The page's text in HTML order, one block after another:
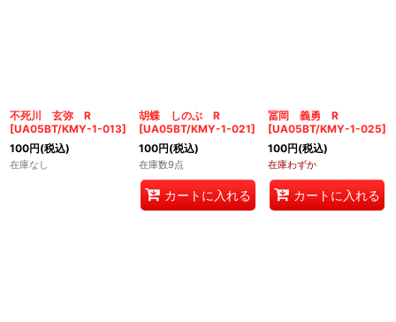
不死川 玄弥 R
[UA05BT/KMY-1-013]
100円(税込)
在庫なし
胡蝶 しのぶ R
[UA05BT/KMY-1-021]
100円(税込)
在庫数9点
カートに入れる
冨岡 義勇 R
[UA05BT/KMY-1-025]
100円(税込)
在庫わずか
カートに入れる